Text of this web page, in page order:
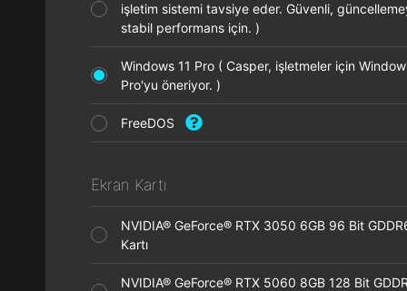
işletim sistemi tavsiye eder. Güvenli,
stabil performans için. )
Windows 11 Pro ( Casper, işletmeler için
Pro'yu öneriyor. )
FreeDOS
Ekran Kartı
NVIDIA® GeForce® RTX 3050 6GB 96 Bit
Kartı
NVIDIA® GeForce® RTX 5060 8GB 128 Bit